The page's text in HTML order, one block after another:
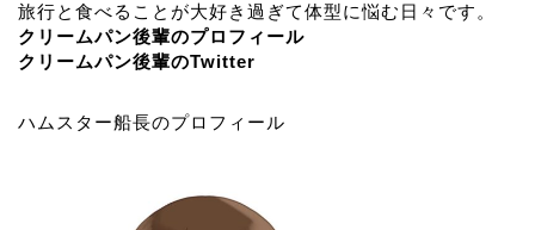
旅行と食べることが大好き過ぎて体型に悩む日々です。
クリームパン後輩のプロフィール
クリームパン後輩のTwitter
ハムスター船長のプロフィール